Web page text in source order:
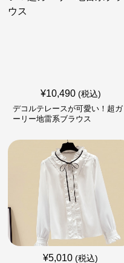
¥10,490 (税込)
デコルテレースが可愛い！超ガ
ーリー地雷系ブラウス
¥5,010 (税込)